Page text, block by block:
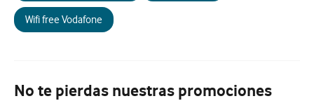
Wifi free Vodafone
No te pierdas nuestras promociones